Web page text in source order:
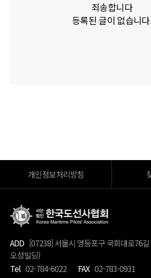
죄송합니다
등록된 글이 없습니
개인정보처리방침
ADD [07238] 서울시 영등포구 국회대로76
오성빌딩)
Tel 02-784-6022 FAX 02-783-0931